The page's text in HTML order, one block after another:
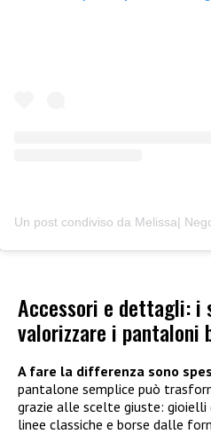
Accessori e dettagli: i
valorizzare i pantaloni
A fare la differenza sono
pantalone semplice può
grazie alle scelte giuste:
linee classiche e borse dalle